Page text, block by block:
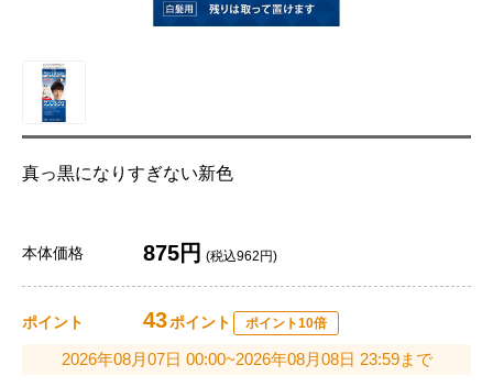
真っ黒になりすぎない新色
本体価格 875円 (税込962円)
ポイント 43ポイント ポイント10倍
2026年08月07日 00:00~2026年08月08日 23:59まで